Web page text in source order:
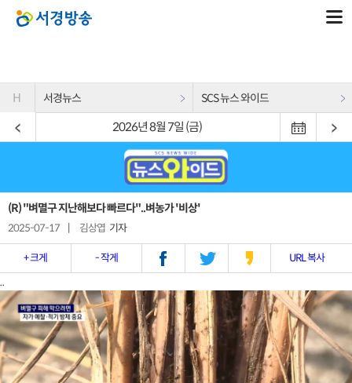
H 서경뉴스 SCS 뉴스 와이드
2026년 8월 7일 (금)
(R) "벼멸구 지난해보다 빠르다"..벼농가 '비상'
2025-07-17 김상엽 기자
+ 크게 - 작게 URL 복사
..